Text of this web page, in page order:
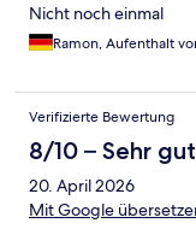
Nicht noch einmal
Ramon, Aufenthalt
Verifizierte Bewertung
8/10 – Sehr gut
20. April 2026
Mit Google